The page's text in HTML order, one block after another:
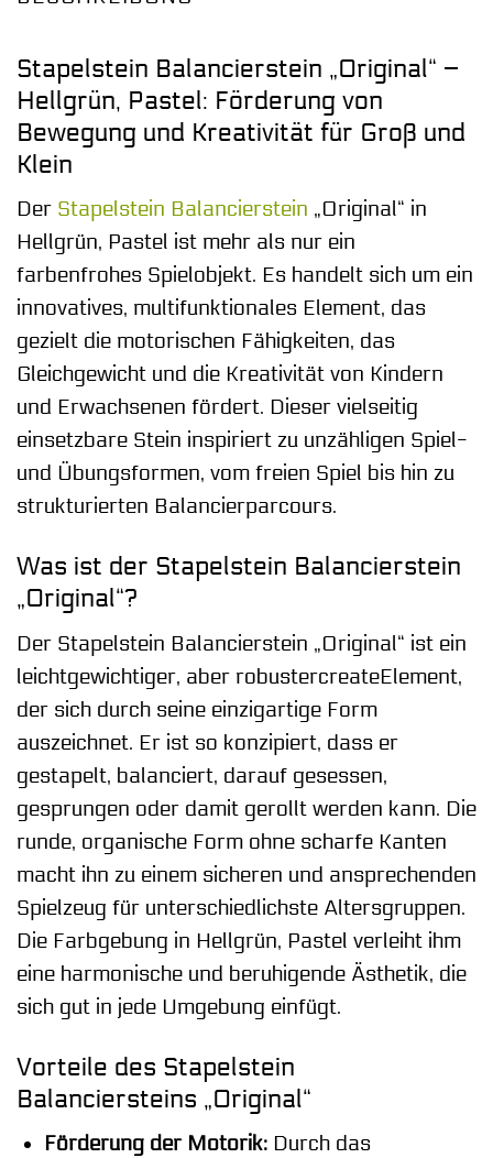
Stapelstein Balancierstein „Original“ –
Hellgrün, Pastel: Förderung von
Bewegung und Kreativität für Groß und
Klein
Der Stapelstein Balancierstein „Original“ in
Hellgrün, Pastel ist mehr als nur ein
farbenfrohes Spielobjekt. Es handelt sich um ein
innovatives, multifunktionales Element, das
gezielt die motorischen Fähigkeiten, das
Gleichgewicht und die Kreativität von Kindern
und Erwachsenen fördert. Dieser vielseitig
einsetzbare Stein inspiriert zu unzähligen Spiel-
und Übungsformen, vom freien Spiel bis hin zu
strukturierten Balancierparcours.
Was ist der Stapelstein Balancierstein
„Original“?
Der Stapelstein Balancierstein „Original“ ist ein
leichtgewichtiger, aber robustercreateElement,
der sich durch seine einzigartige Form
auszeichnet. Er ist so konzipiert, dass er
gestapelt, balanciert, darauf gesessen,
gesprungen oder damit gerollt werden kann. Die
runde, organische Form ohne scharfe Kanten
macht ihn zu einem sicheren und ansprechenden
Spielzeug für unterschiedlichste Altersgruppen.
Die Farbgebung in Hellgrün, Pastel verleiht ihm
eine harmonische und beruhigende Ästhetik, die
sich gut in jede Umgebung einfügt.
Vorteile des Stapelstein
Balanciersteins „Original“
Förderung der Motorik:Durch das